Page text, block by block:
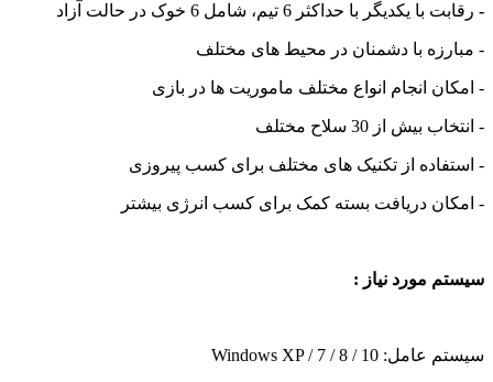
- رقابت با یکدیگر با حداکثر 6 تیم، شامل 6 خوک در حالت آزاد
- مبارزه با دشمنان در محیط های مختلف
- امکان انجام انواع مختلف ماموریت ها در بازی
- انتخاب بیش از 30 سلاح مختلف
- استفاده از تکنیک های مختلف برای کسب پیروزی
- امکان دریافت بسته کمک برای کسب انرژی بیشتر
سیستم مورد نیاز :
سیستم عامل: Windows XP / 7 / 8 / 10